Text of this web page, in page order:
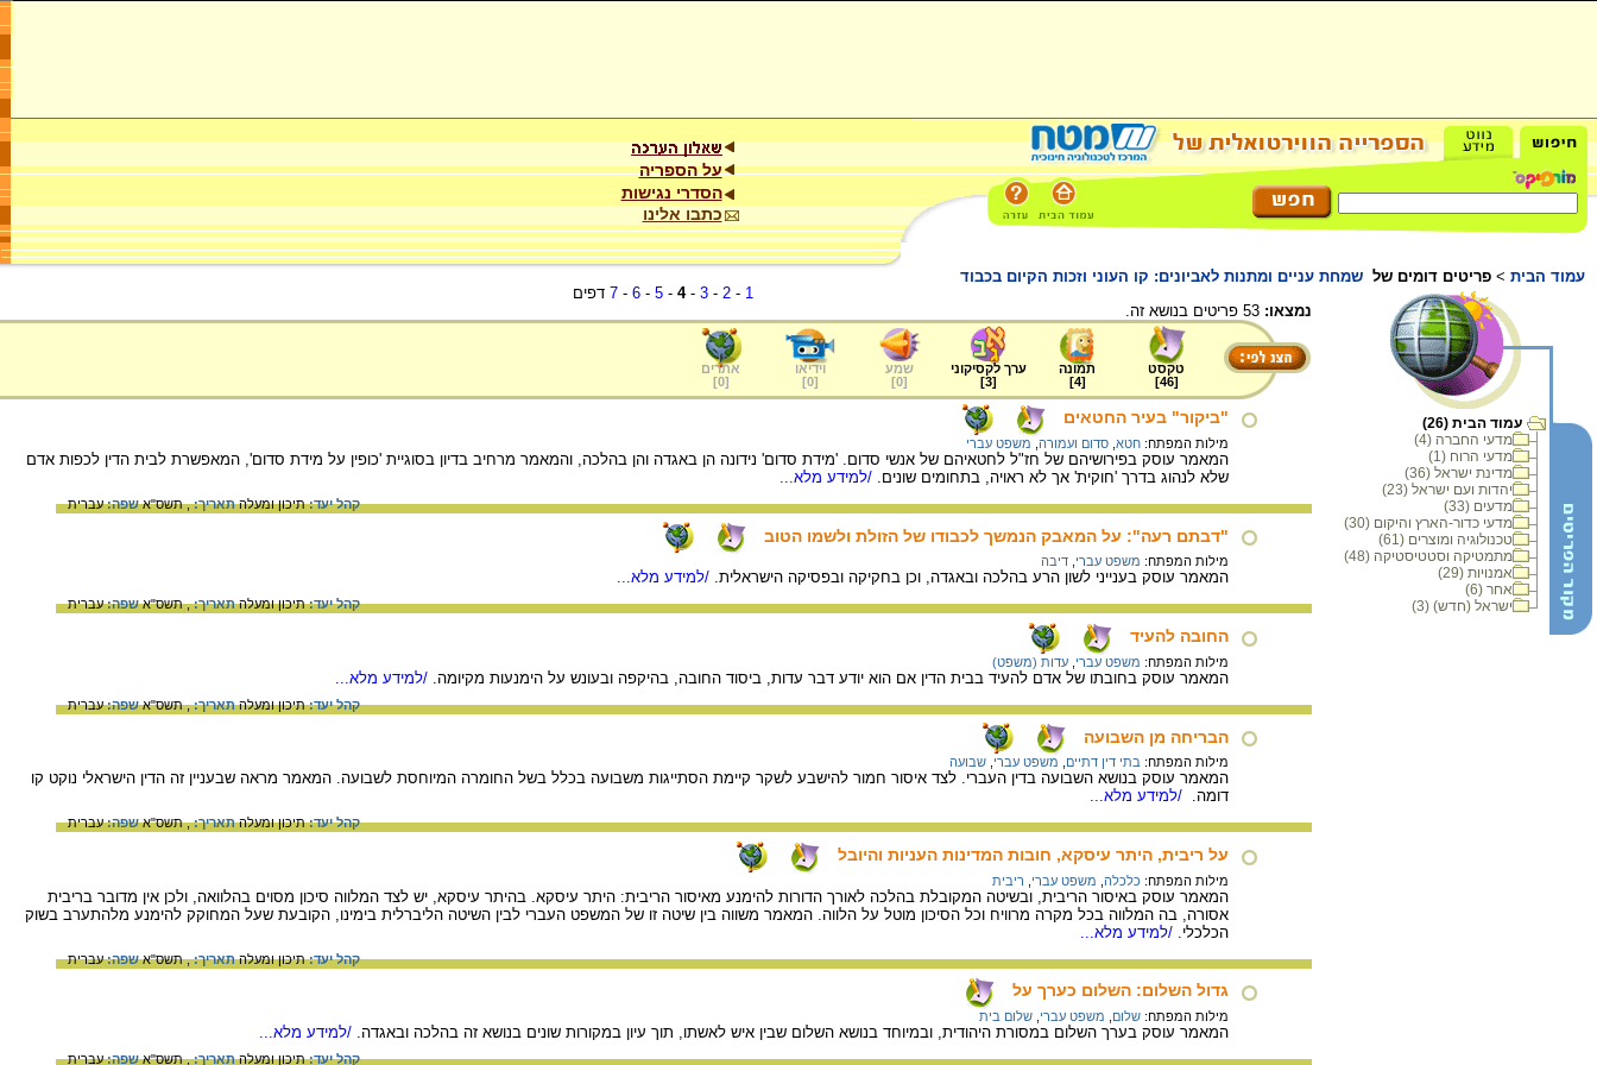
על הספריה
הסדרי נגישות
כתבו אלינו
עמוד הבית > פריטים דומים של שמחת עניים ומתנות לאביונים: קו העוני וזכות הקיום בכבוד
עמוד הבית (26)
מדעי החברה (4)
מדעי הרוח (1)
מדינת ישראל (36)
יהדות ועם ישראל (23)
מדעים (33)
מדעי כדור-הארץ והיקום (30)
טכנולוגיה ומוצרים (61)
מתמטיקה וסטטיסטיקה (48)
אמנויות (29)
אחר (6)
ישראל (חדש) (3)
1
-
2
-
3
-
4
-
5
-
6
-
7 דפים
נמצאו:
טקסט
[
46
]
תמונה
[
4
]
ערך לקסיקוני
[
3
]
שמע
[
0
]
וידיאו
[
0
]
אתרים
[
0
]
"ביקור" בעיר החטאים
מילות המפתח: חטא סדום ועמורה משפט עברי
המאמר עוסק בפירושיהם של חז"ל לחטאיהם של אנשי סדום. 'מידת סדום' נידונה הן באגדה והן בהלכה, והמאמר מרחיב בדיון בסוגיית 'כופין על מידת סדום', המאפשרת לבית הדין לכפות אדם
שלא לנהוג בדרך 'חוקית' אך לא ראויה, בתחומים שונים. /למידע מלא...
קהל יעד:תיכון ומעלהתאריך:, תשס"אשפה:עברית
"דבתם רעה": על המאבק הנמשך לכבודו של הזולת ולשמו הטוב
מילות המפתח: משפט עברי דיבה
המאמר עוסק בענייני לשון הרע בהלכה ובאגדה, וכן בחקיקה ובפסיקה הישראלית. /למידע מלא...
קהל יעד:תיכון ומעלהתאריך:, תשס"אשפה:עברית
החובה להעיד
מילות המפתח: משפט עברי עדות (משפט)
המאמר עוסק בחובתו של אדם להעיד בבית הדין אם הוא יודע דבר עדות, ביסוד החובה, בהיקפה ובעונש על הימנעות מקיומה. /למידע מלא...
קהל יעד:תיכון ומעלהתאריך:, תשס"אשפה:עברית
הבריחה מן השבועה
מילות המפתח: בתי דין דתיים משפט עברי שבועה
המאמר עוסק בנושא השבועה בדין העברי. לצד איסור חמור להישבע לשקר קיימת הסתייגות משבועה בכלל בשל החומרה המיוחסת לשבועה. המאמר מראה שבעניין זה הדין הישראלי נוקט קו
דומה. /למידע מלא...
קהל יעד:תיכון ומעלהתאריך:, תשס"אשפה:עברית
על ריבית, היתר עיסקא, חובות המדינות העניות והיובל
מילות המפתח: כלכלה משפט עברי ריבית
המאמר עוסק באיסור הריבית, ובשיטה המקובלת בהלכה לאורך הדורות להימנע מאיסור הריבית: היתר עיסקא. בהיתר עיסקא, יש לצד המלווה סיכון מסוים בהלוואה, ולכן אין מדובר בריבית
אסורה, בה המלווה בכל מקרה מרוויח וכל הסיכון מוטל על הלווה. המאמר משווה בין שיטה זו של המשפט העברי לבין השיטה הליברלית בימינו, הקובעת שעל המחוקק להימנע מלהתערב בשוק
הכלכלי. /למידע מלא...
קהל יעד:תיכון ומעלהתאריך:, תשס"אשפה:עברית
גדול השלום: השלום כערך על
מילות המפתח: שלום משפט עברי שלום בית
המאמר עוסק בערך השלום במסורת היהודית, ובמיוחד בנושא השלום שבין איש לאשתו, תוך עיון במקורות שונים בנושא זה בהלכה ובאגדה. /למידע מלא...
קהל יעד:תיכון ומעלהתאריך:, תשס"אשפה:עברית